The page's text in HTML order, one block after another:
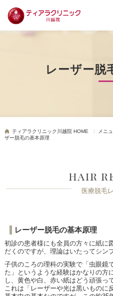
レーザー脱
ティアラクリニック川越院 HOME メニ
ザー脱毛の基本原理
医療脱毛
レーザー脱毛の基本原理
初診の患者様にも全員の方々に紙に
だくのですが、理論はいたってシン
子供のころの理科の実験で「虫眼鏡
た」というような経験はかなりの方
し、黄色や白、赤い紙はどう頑張っ
これは「レーザーや光は黒いものに